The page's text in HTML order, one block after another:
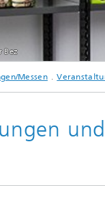
Bez
Messen